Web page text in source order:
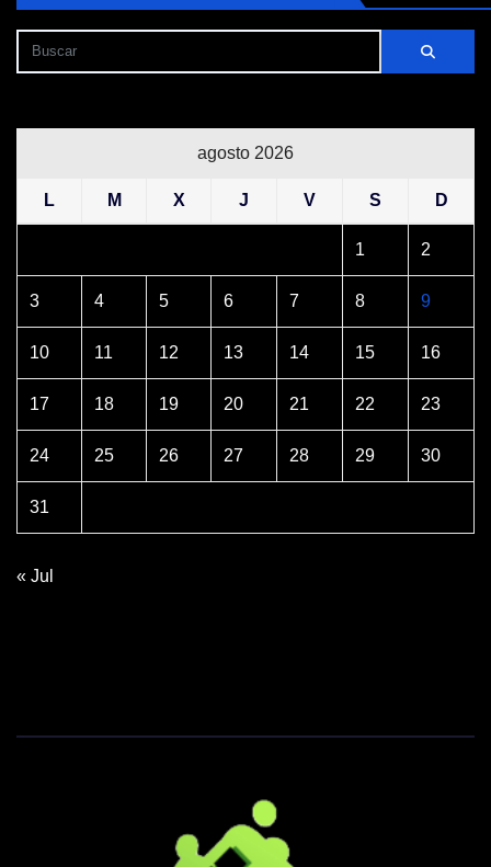
agosto 2026
L M X J V S D
1 2
3 4 5 6 7 8 9
10 11 12 13 14 15 16
17 18 19 20 21 22 23
24 25 26 27 28 29 30
31
« Jul